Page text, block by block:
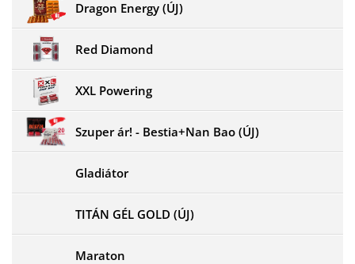
Dragon Energy (ÚJ)
Red Diamond
XXL Powering
Szuper ár! - Bestia+Nan Bao (ÚJ)
Gladiátor
TITÁN GÉL GOLD (ÚJ)
Maraton